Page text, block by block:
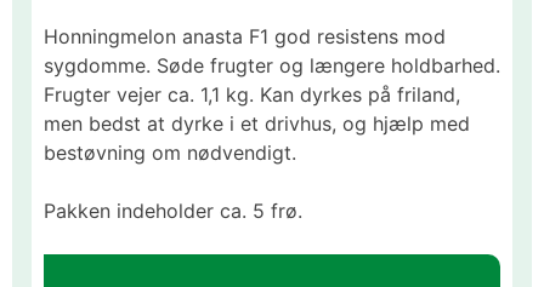
Honningmelon anasta F1 god resistens mod
sygdomme. Søde frugter og længere holdbarhed.
Frugter vejer ca. 1,1 kg. Kan dyrkes på friland,
men bedst at dyrke i et drivhus, og hjælp med
bestøvning om nødvendigt.
Pakken indeholder ca. 5 frø.